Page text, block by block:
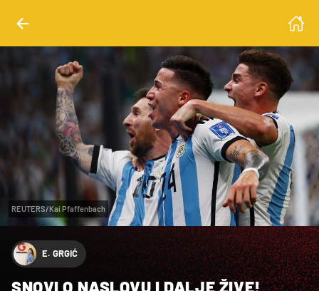
REUTERS/Kai Pfaffenbach
E. GRGIĆ
SNOVI O NASLOVU I DALJE ŽIVE!